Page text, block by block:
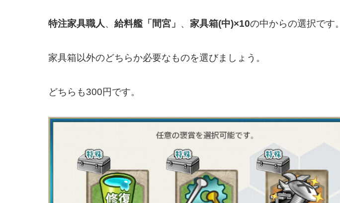
特注家具職人、 給料艦「間宮」 、 家具箱(中)×10の中からの選択です。
家具箱以外のどちらか必要なものを選びましょう。
どちらも300円です。